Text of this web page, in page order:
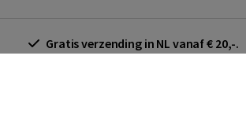
Gratis verzending in NL vanaf € 20,-.